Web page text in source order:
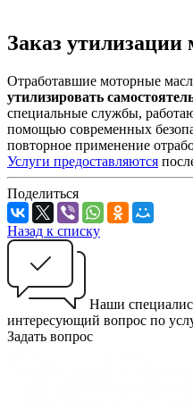
Заказ утилизации
Отработавшие моторные
утилизировать
специальные службы,
помощью современных
повторное применение
Услуги предоставляются
Поделиться
Назад к списку
Наши
интересующий вопрос по
Задать вопрос